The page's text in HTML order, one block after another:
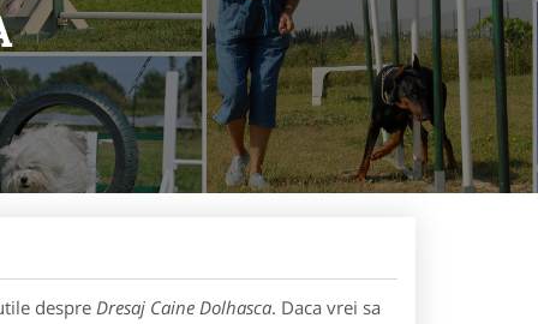
despre Dresaj Caine Dolhasca. Daca vrei sa